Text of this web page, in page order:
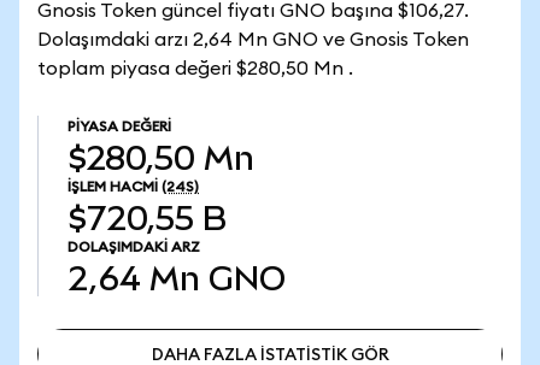
Gnosis Token güncel fiyatı GNO başına $106,27.
Dolaşımdaki arzı 2,64 Mn GNO ve Gnosis Token
toplam piyasa değeri $280,50 Mn .
PIYASA DEĞERI
$280,50 Mn
İŞLEM HACMI (24S)
$720,55 B
DOLAŞIMDAKI ARZ
2,64 Mn GNO
DAHA FAZLA İSTATİSTİK GÖR